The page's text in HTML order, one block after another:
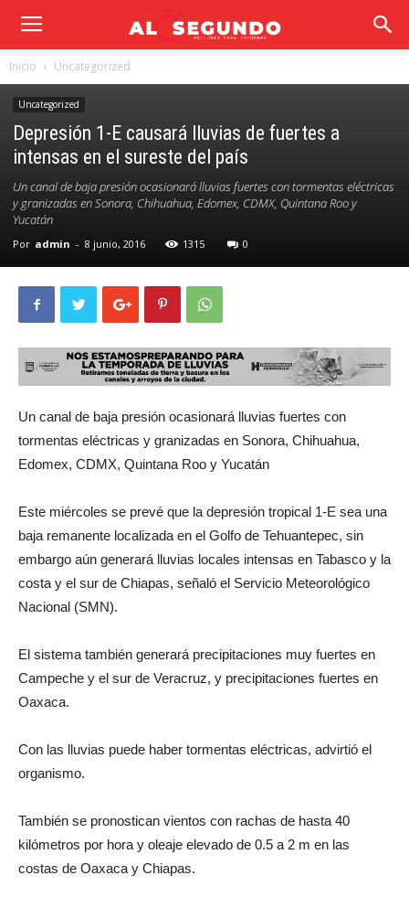
Inicio Uncategorized
Uncategorized
Depresión 1-E causará lluvias de fuertes a
intensas en el sureste del país
Un canal de baja presión ocasionará lluvias fuertes con tormentas eléctricas
y granizadas en Sonora, Chihuahua, Edomex, CDMX, Quintana Roo y
Yucatán
Por admin - 8 junio, 2016 1315 0
Un canal de baja presión ocasionará lluvias fuertes con
tormentas eléctricas y granizadas en Sonora, Chihuahua,
Edomex, CDMX, Quintana Roo y Yucatán
Este miércoles se prevé que la depresión tropical 1-E sea una
baja remanente localizada en el Golfo de Tehuantepec, sin
embargo aún generará lluvias locales intensas en Tabasco y la
costa y el sur de Chiapas, señaló el Servicio Meteorológico
Nacional (SMN).
El sistema también generará precipitaciones muy fuertes en
Campeche y el sur de Veracruz, y precipitaciones fuertes en
Oaxaca.
Con las lluvias puede haber tormentas eléctricas, advirtió el
organismo.
También se pronostican vientos con rachas de hasta 40
kilómetros por hora y oleaje elevado de 0.5 a 2 m en las
costas de Oaxaca y Chiapas.